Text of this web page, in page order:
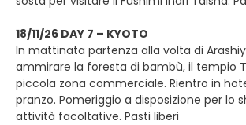
18/11/26 DAY 7 – KYOTO
In mattinata partenza alla volta di
ammirare la foresta di bambù, il tempio
piccola zona commerciale. Rientro in
pranzo. Pomeriggio a disposizione per lo
attività facoltative. Pasti liberi